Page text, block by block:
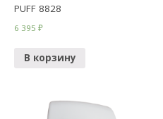
PUFF 8828
6 395₽
В корзину